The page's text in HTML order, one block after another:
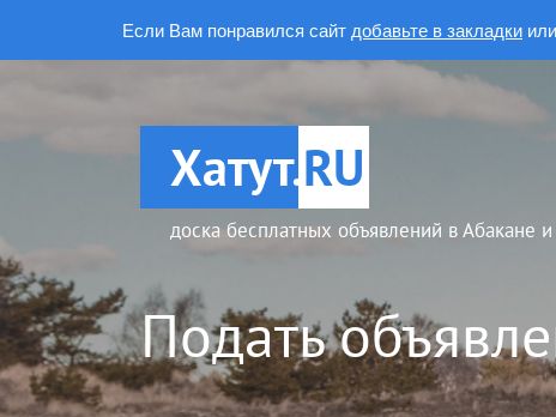
Если Вам понравился сайт добавьте в закладки
Хатут.RU
доска бесплатных объявлений в Абакане
Подать